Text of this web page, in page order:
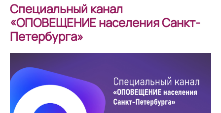
Специальный канал
«ОПОВЕЩЕНИЕ населения Санкт-
Петербурга»